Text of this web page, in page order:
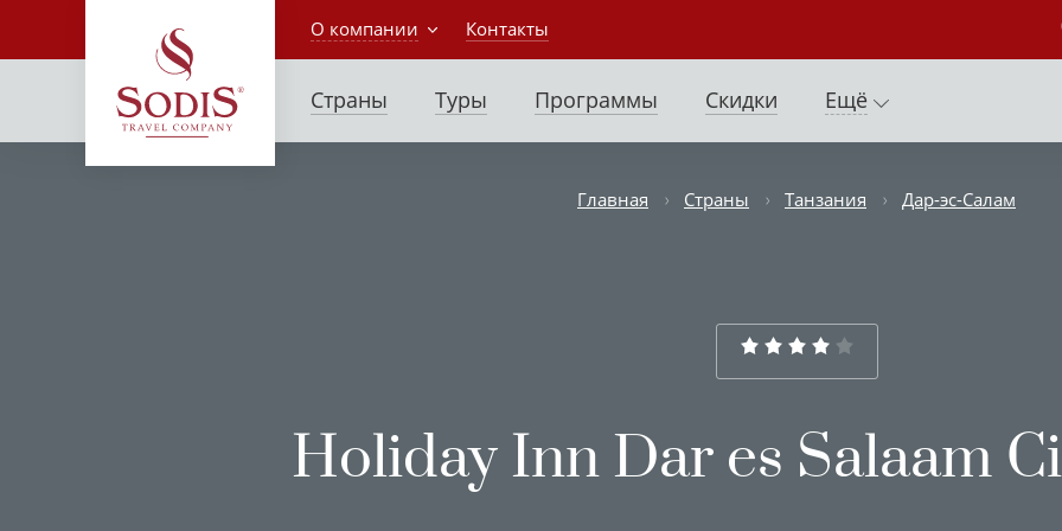
О компании Контакты
Страны Туры Программы Скидки Ещё
Главная Страны Танзания Дар-эс-Салам
Holiday Inn Dar es Salaam